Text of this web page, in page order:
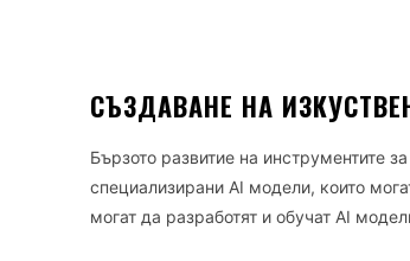
СЪЗДАВАНЕ НА
Бързото развитие на инструментите
специализирани AI модели, които
могат да разработят и обучат AI